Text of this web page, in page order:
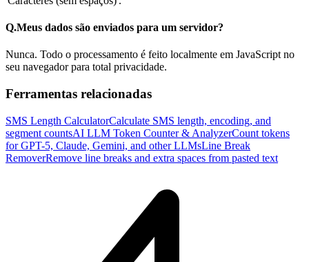
Q.Meus dados são enviados para um servidor?
Nunca. Todo o processamento é feito localmente em JavaScript no
seu navegador para total privacidade.
Ferramentas relacionadas
SMS Length CalculatorCalculate SMS length, encoding, and
segment countsAI LLM Token Counter & AnalyzerCount tokens
for GPT-5, Claude, Gemini, and other LLMsLine Break
RemoverRemove line breaks and extra spaces from pasted text